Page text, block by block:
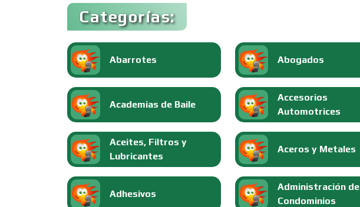
Categorías:
Abarrotes Abogados
Academias de Baile
Accesorios
Automotrices
Aceites, Filtros y
Lubricantes
Aceros y Metales
Adhesivos
Administración de
Condominios